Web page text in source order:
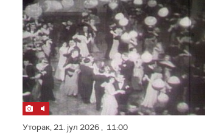
Уторак,21. јул 2026, 11:00